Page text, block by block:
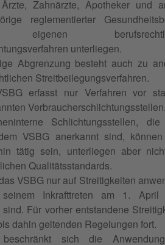
Zahnärzte, Apotheker und
reglementierter
unterliegen.
Abgrenzung besteht auch zu
Streitbeilegungsverfahren.
erfasst nur Verfahren vor
Schlichtungsstellen,
VSBG anerkannt sind,
tätig sein, unterliegen aber
Qualitätsstandards.
VSBG nur auf Streitigkeiten
Inkrafttreten am 1. April
sind. Für vorher entstandene
dahin geltenden Regelungen fort.
beschränkt sich die